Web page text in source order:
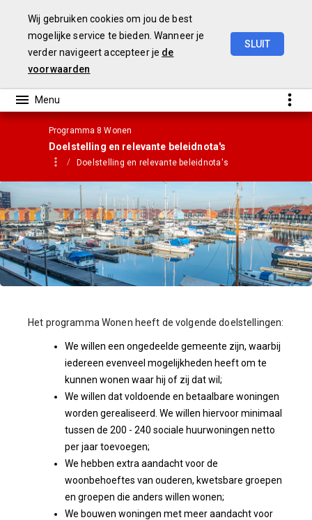
Programma 8 Wonen
Doelstelling en relevante beleidnota's
Doelstelling en relevante beleidnota's
Het programma Wonen heeft de volgende doelstellingen:
We willen een ongedeelde gemeente zijn, waarbij
iedereen evenveel mogelijkheden heeft om te
kunnen wonen waar hij of zij dat wil;
We willen dat voldoende en betaalbare woningen
worden gerealiseerd. We willen hiervoor minimaal
tussen de 200 - 240 sociale huurwoningen netto
per jaar toevoegen;
We hebben extra aandacht voor de
woonbehoeftes van ouderen, kwetsbare groepen
en groepen die anders willen wonen;
We bouwen woningen met meer aandacht voor
Wij gebruiken cookies om jou de best
mogelijke service te bieden. Wanneer je
verder navigeert accepteer je de
voorwaarden
SLUIT